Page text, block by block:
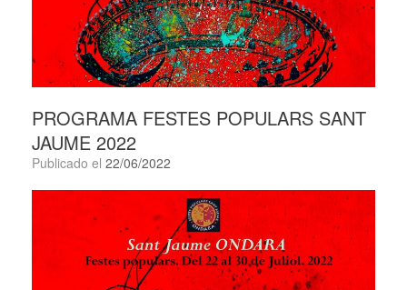
PROGRAMA FESTES POPULARS SANT
JAUME 2022
Publicado el 22/06/2022